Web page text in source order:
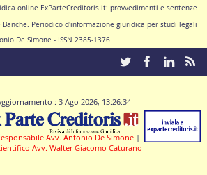
online ExParteCreditoris.it: provvedimenti e sentenze
Banche. Periodico d'informazione giuridica per studi legali
De Simone - ISSN 2385-1376
: 3 Ago 2026, 13:26:34
Avv. Antonio De Simone |
Avv. Walter Giacomo Caturano